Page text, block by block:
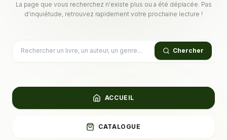
La page que vous recherchez n'existe plus ou a été déplacée. Pas
d'inquiétude, retrouvez rapidement votre prochaine lecture !
Chercher
ACCUEIL
CATALOGUE